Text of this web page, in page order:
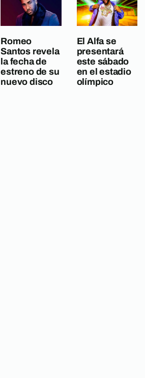
Romeo
Santos revela
la fecha de
estreno de su
nuevo disco
El Alfa se
presentará
este sábado
en el estadio
olímpico